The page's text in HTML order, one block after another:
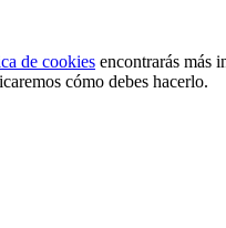
de cookies encontrarás más
cómo debes hacerlo.